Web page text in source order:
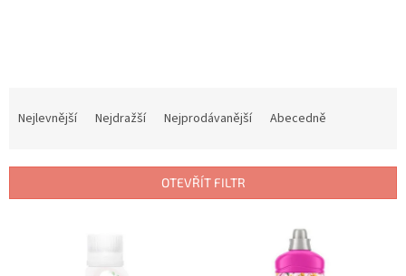
í
Nejlevnější Nejdražší Nejprodávanější Abecedně
OTEVŘÍT FILTR